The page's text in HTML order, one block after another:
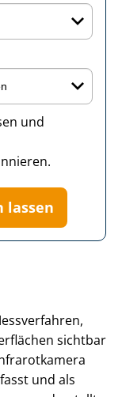
und
lassen
sichtbar
und als